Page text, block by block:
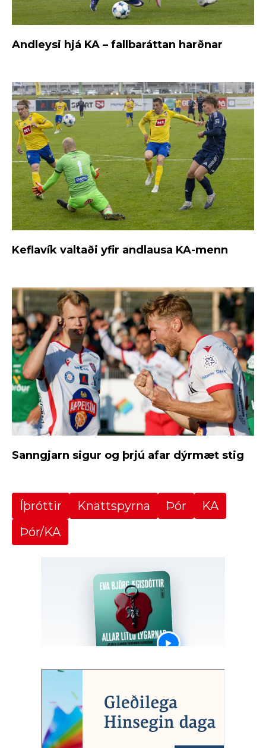
Andleysi hjá KA – fallbaráttan harðnar
Keflavík valtaði yfir andlausa KA-menn
Sanngjarn sigur og þrjú afar dýrmæt stig
Íþróttir Knattspyrna Þór
KA
Þór/KA